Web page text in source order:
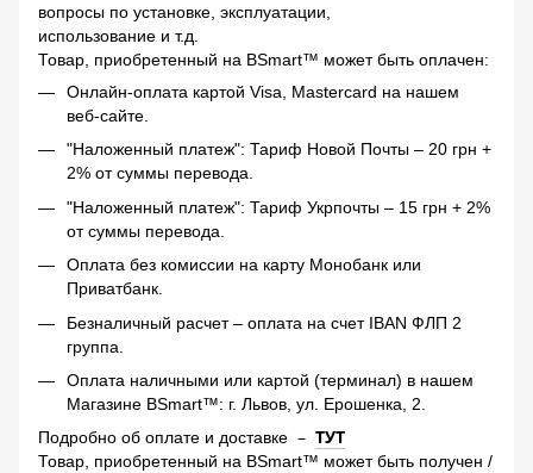
вопросы по установке, эксплуатации,
использование и т.д.
Товар, приобретенный на BSmart™ может быть оплачен:
Онлайн-оплата картой Visa, Mastercard на нашем
веб-сайте.
"Наложенный платеж": Тариф Новой Почты – 20 грн +
2% от суммы перевода.
"Наложенный платеж": Тариф Укрпочты – 15 грн + 2%
от суммы перевода.
Оплата без комиссии на карту Монобанк или
Приватбанк.
Безналичный расчет – оплата на счет IBAN ФЛП 2
группа.
Оплата наличными или картой (терминал) в нашем
Магазине BSmart™: г. Львов, ул. Ерошенка, 2.
Подробно об оплате и доставке – ТУТ
Товар, приобретенный на BSmart™ может быть получен /